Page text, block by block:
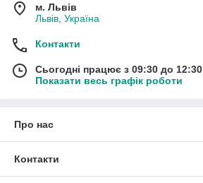
м. Львів
Львів, Україна
Контакти
Сьогодні працює з 09:30 до 12:30
Показати весь графік роботи
Про нас
Контакти